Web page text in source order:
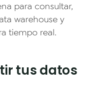
para consultar,
warehouse y
tiempo real.
tus datos